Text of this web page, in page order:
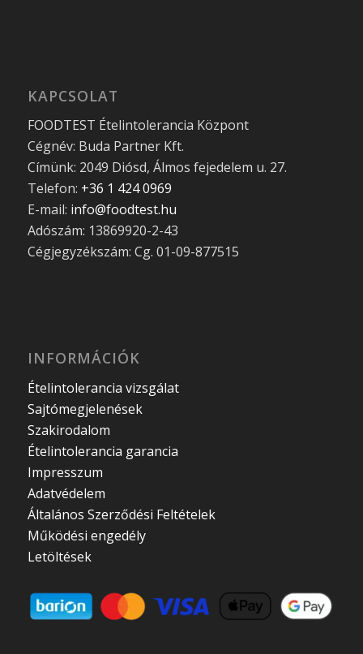
KAPCSOLAT
FOODTEST Ételintolerancia Központ
Cégnév: Buda Partner Kft.
Címünk: 2049 Diósd, Álmos fejedelem u. 27.
Telefon: +36 1 424 0969
E-mail: info@foodtest.hu
Adószám: 13869920-2-43
Cégjegyzékszám: Cg. 01-09-877515
INFORMÁCIÓK
Ételintolerancia vizsgálat
Sajtómegjelenések
Szakirodalom
Ételintolerancia garancia
Impresszum
Adatvédelem
Általános Szerződési Feltételek
Működési engedély
Letöltések